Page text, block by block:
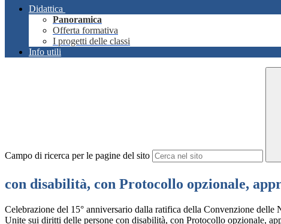
Didattica
Panoramica
Offerta formativa
I progetti delle classi
Info utili
Campo di ricerca per le pagine del sito
con disabilità, con Protocollo opzionale,
Celebrazione del 15° anniversario dalla ratifica della Convenzione delle
Unite sui diritti delle persone con disabilità, con Protocollo opzionale,